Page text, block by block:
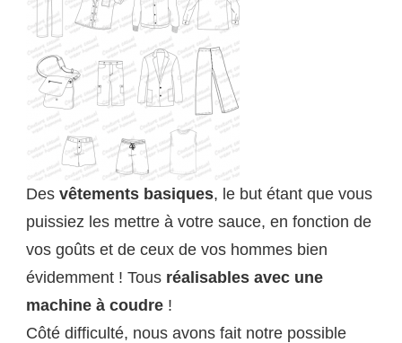
Des vêtements basiques, le but étant que vous
puissiez les mettre à votre sauce, en fonction de
vos goûts et de ceux de vos hommes bien
évidemment ! Tous réalisables avec une
machine à coudre !
Côté difficulté, nous avons fait notre possible